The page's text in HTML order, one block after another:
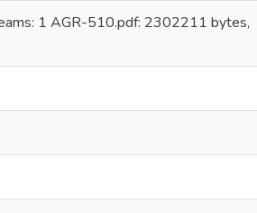
1 AGR-510.pdf: 2302211 bytes,